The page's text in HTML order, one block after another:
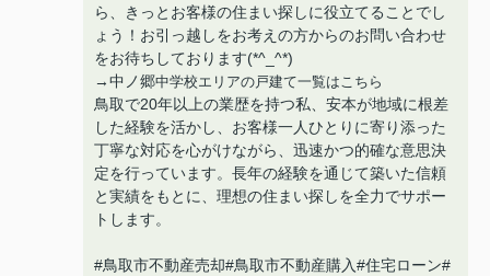
ら、きっとお客様の住まい探しに役立てることでし
ょう！お引っ越しをお考えの方からのお問い合わせ
をお待ちしております(*^_^*)
→中ノ郷中学校エリアの戸建て一覧はこちら
鳥取で20年以上の業歴を持つ私、安本が地域に根差
した経験を活かし、お客様一人ひとりに寄り添った
丁寧な対応を心がけながら、迅速かつ的確な意思決
定を行っています。長年の経験を通じて築いた信頼
と実績をもとに、理想の住まい探しを全力でサポー
トします。
#鳥取市不動産売却#鳥取市不動産購入#住宅ローン#